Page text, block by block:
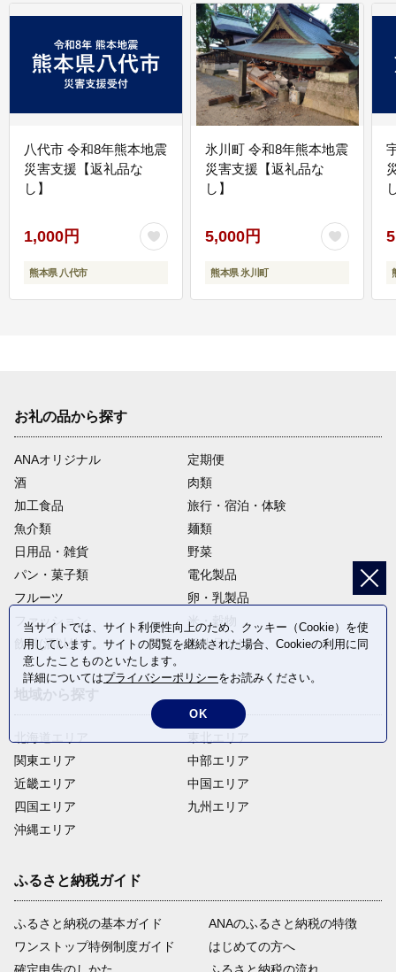
八代市 令和8年熊本地震
災害支援【返礼品な
し】
1,000円
熊本県 八代市
氷川町 令和8年熊本地震
災害支援【返礼品な
し】
5,000円
熊本県 氷川町
お礼の品から探す
ANAオリジナル
定期便
酒
肉類
加工食品
旅行・宿泊・体験
魚介類
麺類
日用品・雑貨
野菜
パン・菓子類
電化製品
フルーツ
卵・乳製品
ファッション
米・穀物
飲料(酒以外)
返礼品なし
関東エリア
近畿エリア
四国エリア
沖縄エリア
中部エリア
中国エリア
九州エリア
ふるさと納税ガイド
ふるさと納税の基本ガイド
ワンストップ特例制度ガイド
ANAのふるさと納税の特徴
はじめての方へ
当サイトでは、サイト利便性向上のため、クッキー（Cookie）を使
用しています。サイトの閲覧を継続された場合、Cookieの利用に同
意したことものといたします。
詳細についてはプライバシーポリシーをお読みください。
OK